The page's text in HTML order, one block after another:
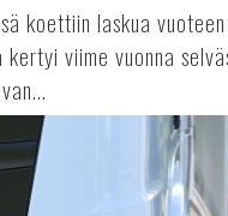
koettiin laskua
viime vuonna